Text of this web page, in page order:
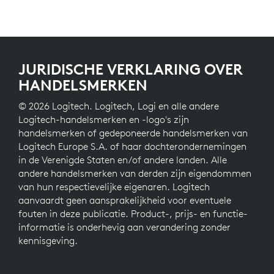
JURIDISCHE VERKLARING OVER
HANDELSMERKEN
© 2026 Logitech. Logitech, Logi en alle andere
Logitech-handelsmerken en -logo's zijn
handelsmerken of gedeponeerde handelsmerken van
Logitech Europe S.A. of haar dochterondernemingen
in de Verenigde Staten en/of andere landen. Alle
andere handelsmerken van derden zijn eigendommen
van hun respectievelijke eigenaren. Logitech
aanvaardt geen aansprakelijkheid voor eventuele
fouten in deze publicatie. Product-, prijs- en functie-
informatie is onderhevig aan verandering zonder
kennisgeving.